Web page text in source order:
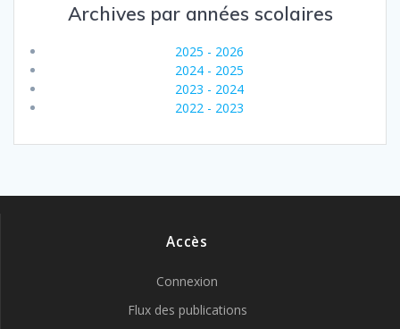
Archives par années scolaires
2025 - 2026
2024 - 2025
2023 - 2024
2022 - 2023
Accès
Connexion
Flux des publications